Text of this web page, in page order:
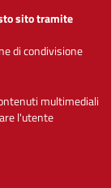
sito tramite
di condivisione
multimediali
l'utente